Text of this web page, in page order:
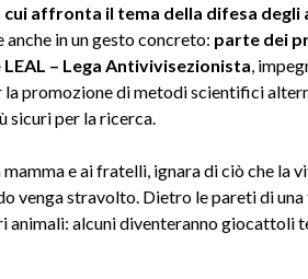
cui affronta il tema della difesa degli
in un gesto concreto: parte dei
LEAL – Lega Antivivisezionista,
promozione di metodi scientifici
sicuri per la ricerca.
e ai fratelli, ignara di ciò che la
venga stravolto. Dietro le pareti di una
animali: alcuni diventeranno giocattoli